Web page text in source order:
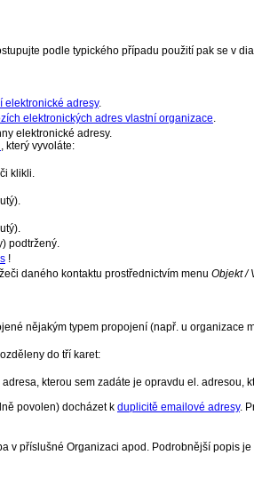
podle typického případu použití pak se v
elektronické adresy.
elektronických adres vlastní organizace.
elektronické adresy.
, který vyvoláte:
klikli.
podtržený.
!
daného kontaktu prostřednictvím menu Objekt /
nějakým typem propojení (např. u
do tří karet:
kterou sem zadáte je opravdu el.
povolen) docházet k duplicitě emailové adresy.
v příslušné Organizaci apod. Podrobnější popis je